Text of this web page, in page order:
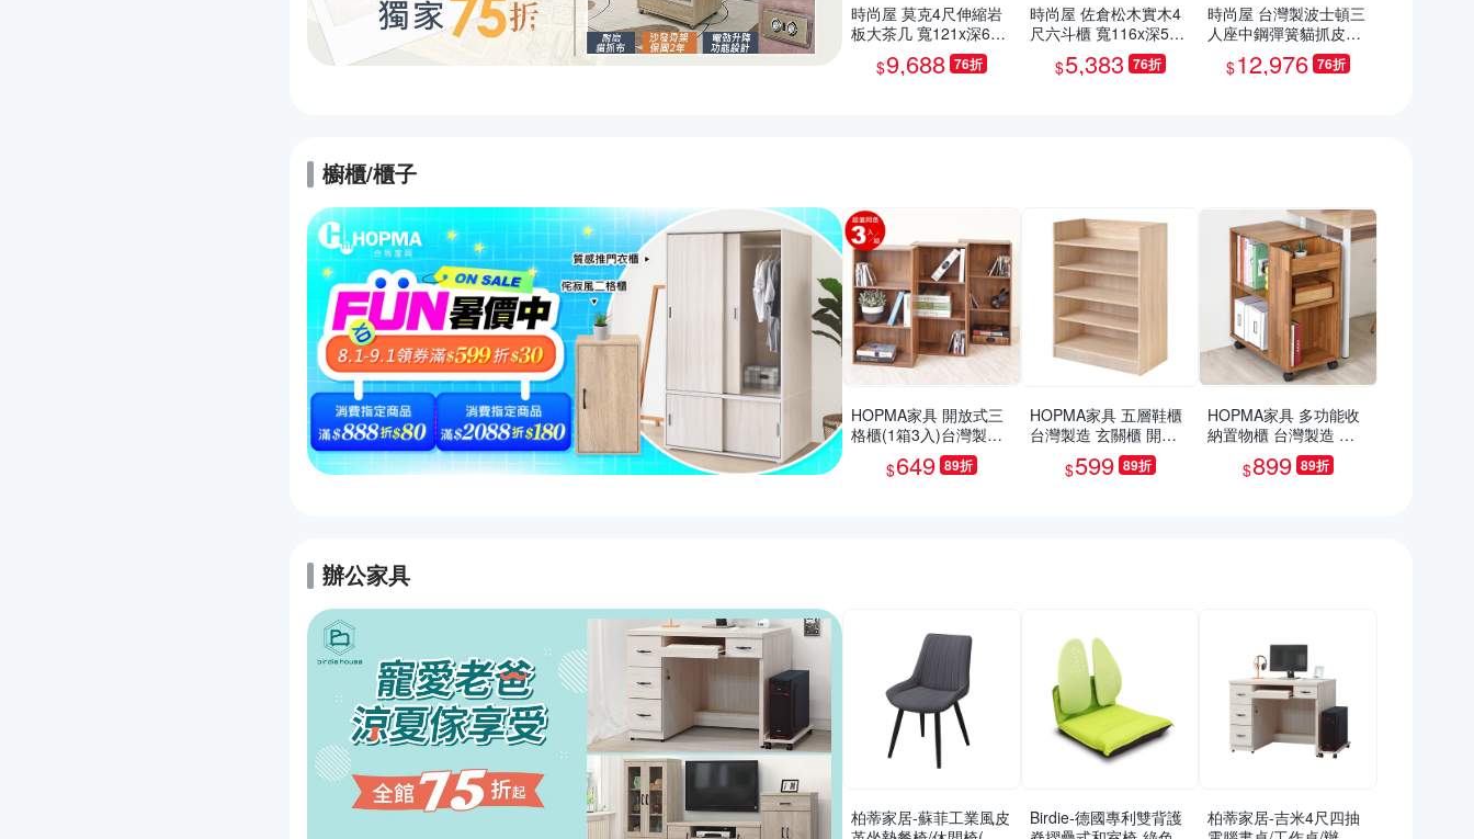
時尚屋 莫克4尺伸縮岩
板大茶几 寬121x深60x
高52.6公分-台灣製/免
組裝/茶几
$9,688 76折
時尚屋 佐倉松木實木4
尺六斗櫃 寬116x深58x
高76cm
$5,383 76折
時尚屋 台灣製波士頓三
人座中鋼彈簧貓抓皮沙
發 免運免組(共10色)
$12,976 76折
櫥櫃/櫃子
HOPMA家具 開放式三
格櫃(1箱3入)台灣製造
收納置物櫃 儲藏玄關櫃
展示空櫃-寬40.5 x深2
$649 89折
HOPMA家具 五層鞋櫃
台灣製造 玄關櫃 開放
收納櫃 置物邊櫃 鞋架-
寬60 X 深32 X 高79.5c
$599 89折
HOPMA家具 多功能收
納置物櫃 台灣製造 桌
櫃 沙發邊櫃 滑輪 美背-
寬30 x深60x高69cm
$899 89折
辦公家具
柏蒂家居-蘇菲工業風皮
Birdie-德國專利雙背護
柏蒂家居-吉米4尺四抽